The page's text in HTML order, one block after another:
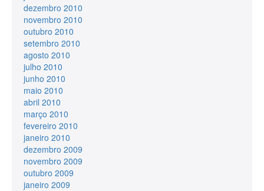
dezembro 2010
novembro 2010
outubro 2010
setembro 2010
agosto 2010
julho 2010
junho 2010
maio 2010
abril 2010
março 2010
fevereiro 2010
janeiro 2010
dezembro 2009
novembro 2009
outubro 2009
janeiro 2009